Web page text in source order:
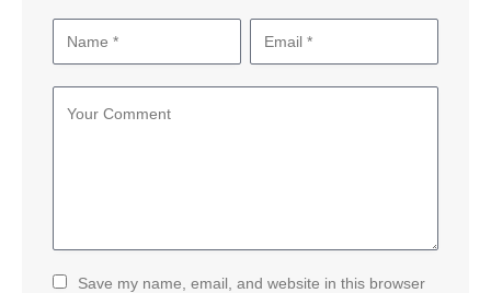
Save my name, email, and website in this browser